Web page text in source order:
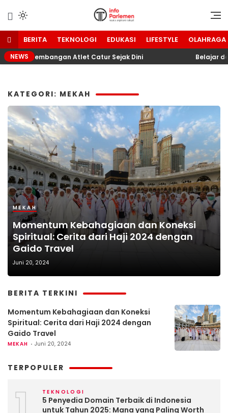
konten
Info Parlemen
Suara Aspirasi Rakyat
BERITA TEKNOLOGI EDUKASI LIFESTYLE OLAHRAGA
NEWS
Pengembangan Atlet Catur Sejak Dini Belajar dari
KATEGORI: MEKAH
MEKAH
Momentum Kebahagiaan dan Koneksi
Spiritual: Cerita dari Haji 2024 dengan
Gaido Travel
Juni 20, 2024
BERITA TERKINI
Momentum Kebahagiaan dan Koneksi
Spiritual: Cerita dari Haji 2024 dengan
Gaido Travel
MEKAH Juni 20, 2024
TERPOPULER
TEKNOLOGI
5 Penyedia Domain Terbaik di Indonesia
untuk Tahun 2025: Mana yang Paling Worth